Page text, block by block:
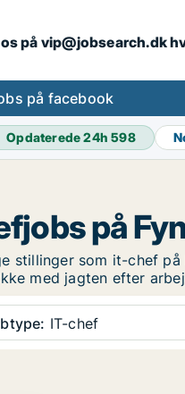
på vip@jobsearch.dk
på facebook
Opdaterede 24h598
på
stillinger som it-chef
med jagten efter
IT-chef